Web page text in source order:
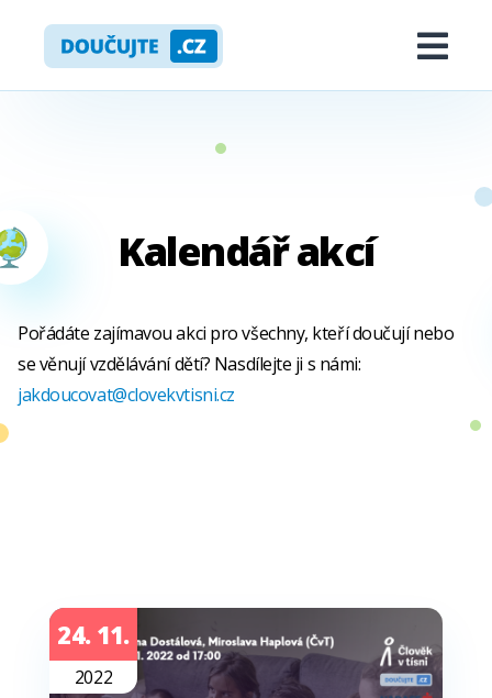
content
Doučujte.cz
Expand
KALENDÁŘ AKCÍ
NOVINKY
Kalendář akcí
Pořádáte zajímavou akci pro všechny, kteří doučují nebo
se věnují vzdělávání dětí? Nasdílejte ji s námi:
jakdoucovat@clovekvtisni.cz
24. 11.
2022